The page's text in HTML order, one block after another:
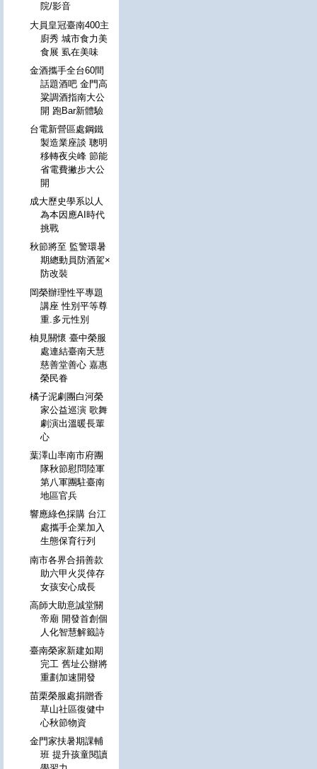
院/影音
大員皇冠臺南400主
廚秀 城市食力美
食展 虱在美味
金酒攜手全台60間
話題酒吧 金門高
粱調酒指南大公
開 跑Bar新體驗
台電新營區處鋼鐵
製造業座談 聰明
移轉夜尖峰 節能
省電費撇步大公
開
成大歷史學系以人
為本因應AI時代
挑戰
秋節將至 監警環暑
期總動員防酒駕×
防改裝
岡榮辦理性平專題
講座 性別平等尊
重.多元性別
柚見關懷 臺中榮服
處連結臺南天慧
慈善堂善心 嘉惠
榮民眷
橘子泥劇團白河榮
家公益巡演 歌舞
劇演出溫暖長輩
心
葉澤山率南市府團
隊秋節慰問陸軍
第八軍團駐臺南
地區官兵
響應綠色採購 台江
處攜手企業加入
生態保育行列
南市各界合捐善款
助六甲火災倖存
女孩安心成長
高師大助意誠堂關
帝廟 開發首創個
人化智慧解籤詩
臺南榮家新建如期
完工 舊址公辦將
重劃加速開發
苗栗榮服處捐贈香
草山社區復健中
心秋節物資
金門家扶暑期課輔
班 提升孩童閱讀